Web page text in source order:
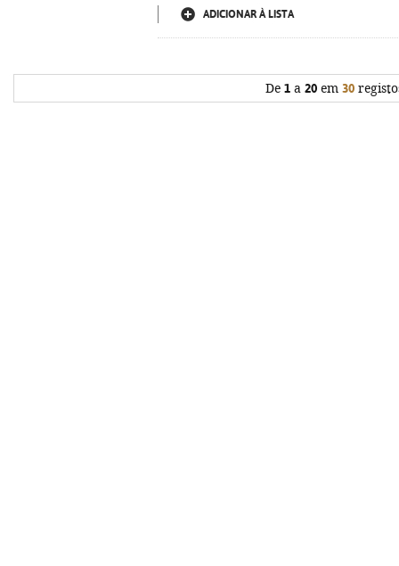
ADICIONAR À LISTA
De 1a 20em 30